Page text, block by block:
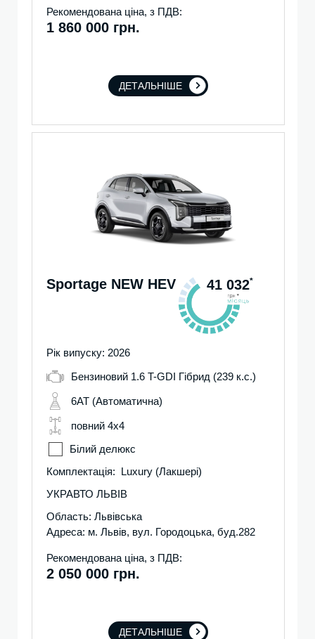
Рекомендована ціна, з ПДВ:
1 860 000 грн.
ДЕТАЛЬНІШЕ
Sportage NEW HEV 41 032*
Рік випуску: 2026
Бензиновий 1.6 T-GDI Гібрид (239 к.с.)
6AT (Автоматична)
повний 4х4
Білий делюкс
Комплектація: Luxury (Лакшері)
УКРАВТО ЛЬВІВ
Область: Львівська
Адреса: м. Львів, вул. Городоцька, буд.282
Рекомендована ціна, з ПДВ:
2 050 000 грн.
ДЕТАЛЬНІШЕ